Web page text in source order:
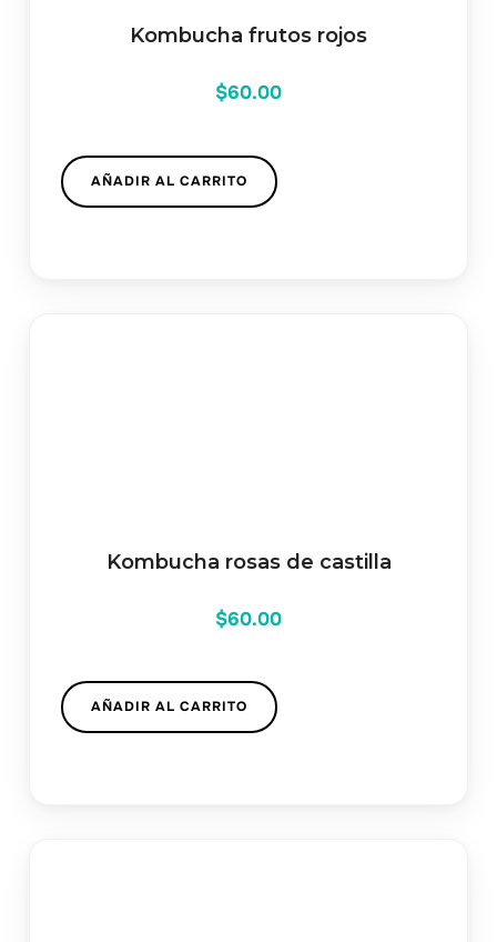
Kombucha frutos rojos
$60.00
AÑADIR AL CARRITO
Kombucha rosas de castilla
$60.00
AÑADIR AL CARRITO